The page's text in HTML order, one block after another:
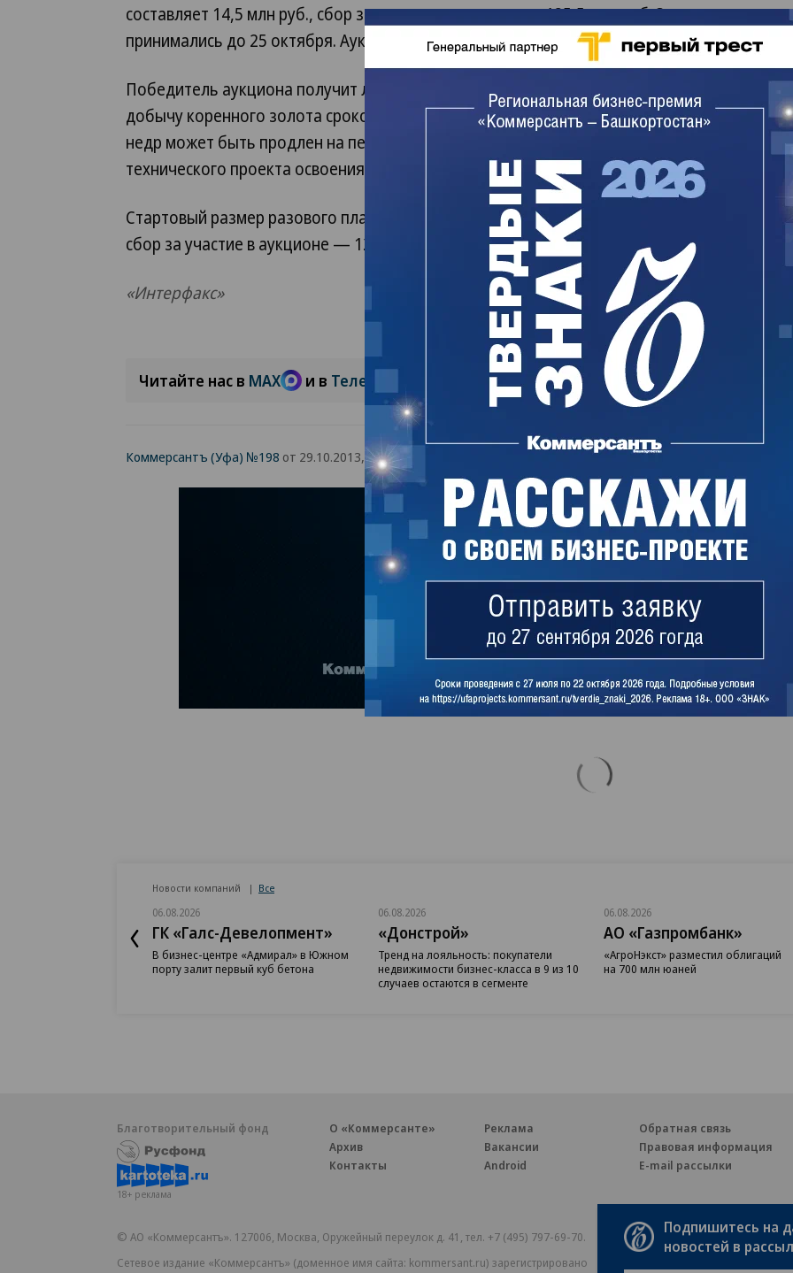
составляет 14,5 млн руб., сбор за участие в аукционе — 125,5 тыс. руб. Заявки
принимались до 25 октября. Аукцион планируется провести 25 ноября.
Победитель аукциона получит лицензию на геологическое изучение, разведку и
добычу коренного золота сроком на 25 лет. При этом срок пользования участком
недр может быть продлен на период отработки месторождения, исходя из
технического проекта освоения лицензионного участка.
Стартовый размер разового платежа по Акташской площади составлял 5,7 млн руб.,
сбор за участие в аукционе — 125,5 тыс. руб.
«Интерфакс»
Поделиться
Читайте нас в MAX и в Телеграме
Коммерсантъ (Уфа) №198 от 29.10.2013, стр. 12
Новости компаний Все
06.08.2026
ГК «Галс-Девелопмент»
В бизнес-центре «Адмирал» в Южном
порту залит первый куб бетона
06.08.2026
«Донстрой»
Тренд на лояльность: покупатели
недвижимости бизнес-класса в 9 из 10
случаев остаются в сегменте
06.08.2026
АО «Газпромбанк»
«АгроНэкст» разместил облигаций
на 700 млн юаней
Благотворительный фонд
18+ реклама
О «Коммерсанте»
Архив
Контакты
Реклама
Вакансии
Android
Обратная связь
Правовая информация
E-mail рассылки
© АО «Коммерсантъ». 127006, Москва, Оружейный переулок д. 41, тел. +7 (495) 797-69-70.
Сетевое издание «Коммерсантъ» (доменное имя сайта: kommersant.ru) зарегистрировано
Партнерские проекты/
«Промо» и «Официальное
Подпишитесь на
новостей в